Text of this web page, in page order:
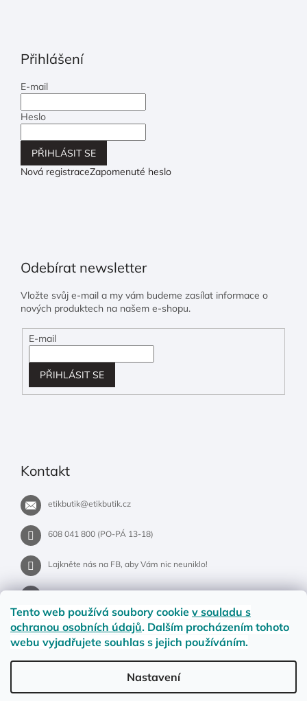
Tento web používá soubory cookie v souladu s
ochranou osobních údajů. Dalším procházením tohoto
webu vyjadřujete souhlas s jejich používáním.
Nastavení
Přihlášení
E-mail
Heslo
PŘIHLÁSIT SE
Nová registraceZapomenuté heslo
Odebírat newsletter
Vložte svůj e-mail a my vám budeme zasílat informace o
nových produktech na našem e-shopu.
E-mail
PŘIHLÁSIT SE
Kontakt
etikbutik@etikbutik.cz
608 041 800 (PO-PÁ 13-18)
Lajkněte nás na FB, aby Vám nic neuniklo!
Jak na vrácení nebo reklamaci?
Obchodní podmínky Ochrana osobních údajů